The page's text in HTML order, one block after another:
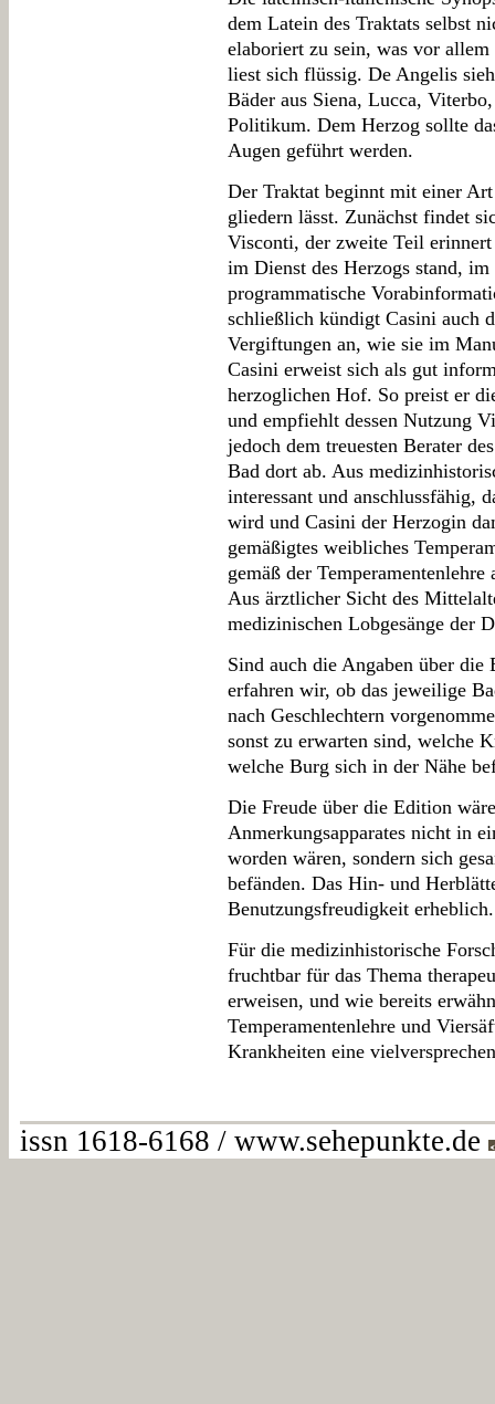
dem Latein des Traktats selbst
elaboriert zu sein, was vor
liest sich flüssig. De Angelis
Bäder aus Siena, Lucca,
Politikum. Dem Herzog sollte
Augen geführt werden.
Der Traktat beginnt mit einer
gliedern lässt. Zunächst findet
Visconti, der zweite Teil
im Dienst des Herzogs stand,
programmatische
schließlich kündigt Casini auch
Vergiftungen an, wie sie im
Casini erweist sich als gut
herzoglichen Hof. So preist er
und empfiehlt dessen Nutzung
jedoch dem treuesten Berater
Bad dort ab. Aus
interessant und anschlussfähig,
wird und Casini der Herzogin
gemäßigtes weibliches
gemäß der
Aus ärztlicher Sicht des
medizinischen Lobgesänge der
Sind auch die Angaben über die
erfahren wir, ob das jeweilige
nach Geschlechtern
sonst zu erwarten sind, welche
welche Burg sich in der Nähe
Die Freude über die Edition
Anmerkungsapparates nicht in
worden wären, sondern sich
befänden. Das Hin- und
Benutzungsfreudigkeit erheblich.
Für die medizinhistorische
fruchtbar für das Thema
erweisen, und wie bereits
Temperamentenlehre und
Krankheiten eine
issn 1618-6168 / www.sehepunkte.de